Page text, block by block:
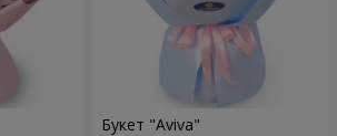
Букет "Aviva"